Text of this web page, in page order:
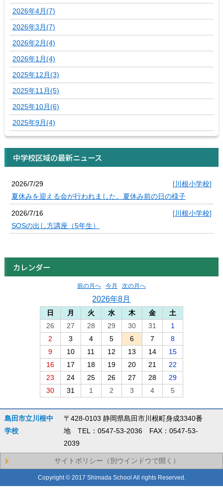
2026年4月(7)
2026年3月(7)
2026年2月(4)
2026年1月(4)
2025年12月(3)
2025年11月(5)
2025年10月(6)
2025年9月(4)
中学校区域の最新ニュース
2026/7/29
[川根小学校]
夏休みを迎える会が行われました。夏休み前の日の様子
2026/7/16
[川根小学校]
SOSの出し方講座（5年生）
カレンダー
前の月へ 今月 次の月へ
2026年8月
日 月 火 水 木 金
土
26
27 28 29 30 31
1
2
3 4 5 6 7
8
9
10 11 12 13 14
15
16
17 18 19 20 21
22
23
24 25 26 27 28
29
30
31 1 2 3 4 5
島田市立川根中
学校
〒428-0103 静岡県島田市川根町身成3340番
地 TEL：0547-53-2036 FAX：0547-53-
2039
サイトポリシー（別ウインドウで開く）
Copyright © 2017 Shimada School All rights Reserved.